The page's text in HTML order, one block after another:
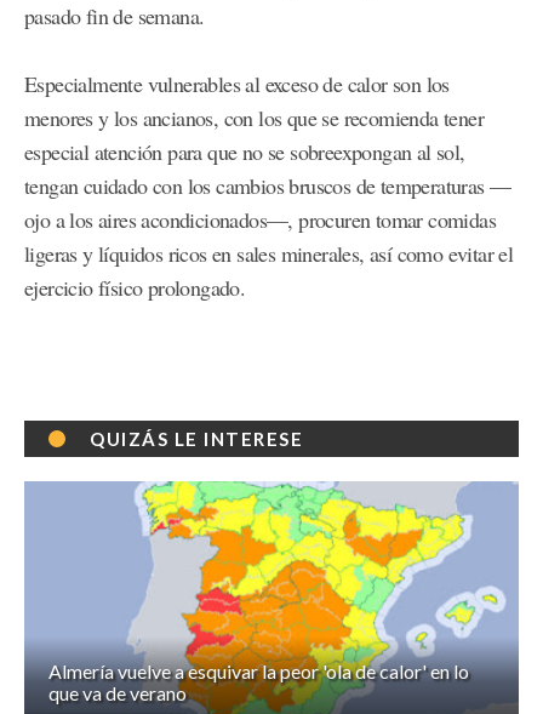
pasado fin de semana.
Especialmente vulnerables al exceso de calor son los
menores y los ancianos, con los que se recomienda tener
especial atención para que no se sobreexpongan al sol,
tengan cuidado con los cambios bruscos de temperaturas —
ojo a los aires acondicionados—, procuren tomar comidas
ligeras y líquidos ricos en sales minerales, así como evitar el
ejercicio físico prolongado.
QUIZÁS LE INTERESE
Almería vuelve a esquivar la peor 'ola de calor' en lo
que va de verano